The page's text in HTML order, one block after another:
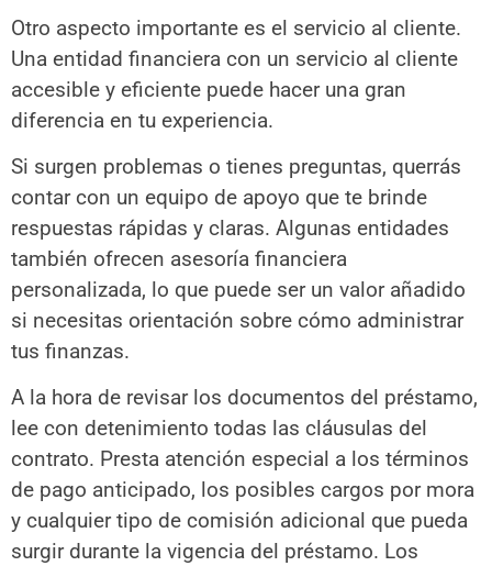
Otro aspecto importante es el servicio al cliente.
Una entidad financiera con un servicio al cliente
accesible y eficiente puede hacer una gran
diferencia en tu experiencia.
Si surgen problemas o tienes preguntas, querrás
contar con un equipo de apoyo que te brinde
respuestas rápidas y claras. Algunas entidades
también ofrecen asesoría financiera
personalizada, lo que puede ser un valor añadido
si necesitas orientación sobre cómo administrar
tus finanzas.
A la hora de revisar los documentos del préstamo,
lee con detenimiento todas las cláusulas del
contrato. Presta atención especial a los términos
de pago anticipado, los posibles cargos por mora
y cualquier tipo de comisión adicional que pueda
surgir durante la vigencia del préstamo. Los